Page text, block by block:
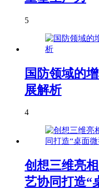
5
国防领域的
展解析
4
创想三维亮
艺协同打造“